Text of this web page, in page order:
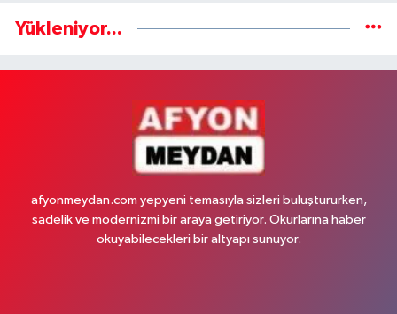
Yükleniyor...
afyonmeydan.com yepyeni temasıyla sizleri buluştururken,
sadelik ve modernizmi bir araya getiriyor. Okurlarına haber
okuyabilecekleri bir altyapı sunuyor.